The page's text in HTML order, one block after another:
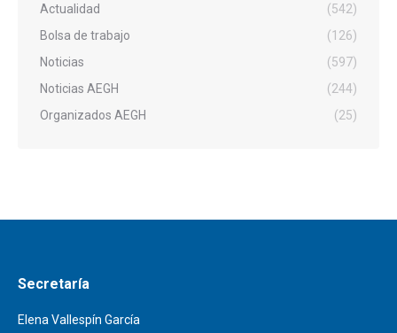
Actualidad
(542)
Bolsa de trabajo
(126)
Noticias
(597)
Noticias AEGH
(244)
Organizados AEGH
(25)
Secretaría
Elena Vallespín García